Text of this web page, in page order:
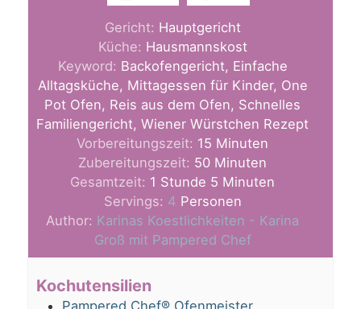
Gericht: Hauptgericht
Küche: Hausmannskost
Keyword: Backofengericht, Einfache
Alltagsküche, Mittagessen für Kinder, One
Pot Ofen, Reis aus dem Ofen, Schnelles
Familiengericht, Wiener Würstchen Rezept
Vorbereitungszeit: 15 Minuten
Minuten
Zubereitungszeit: 50Minuten
Minuten
Gesamtzeit: 1 Stunde
Stunde 5 Minuten
Minuten
Servings: 4 Personen
Author: Karinas Koestlichkeiten - Karina
Groß mit Pampered Chef
Kochutensilien